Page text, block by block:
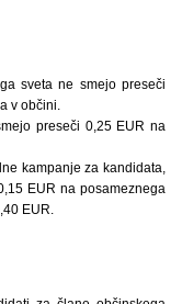
sveta ne smejo preseči
v občini.
preseči 0,25 EUR na
kampanje za kandidata,
EUR na posameznega
EUR.